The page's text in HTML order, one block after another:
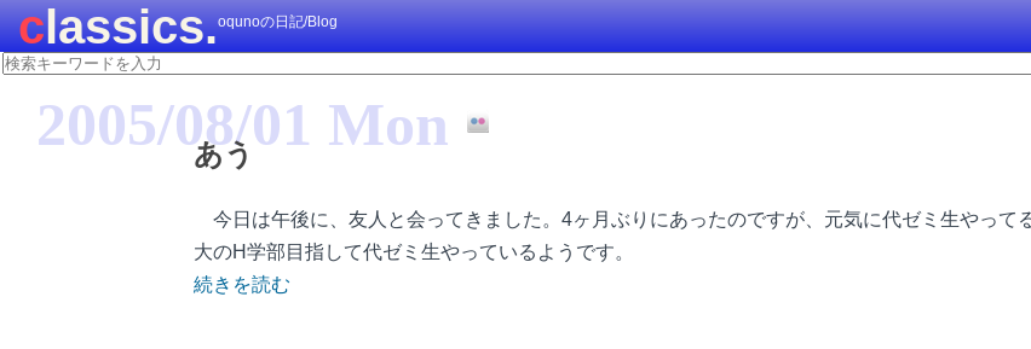
classics.oqunoの日記/Blog
2005/08/01 Mon
あう
今日は午後に、友人と会ってきました。4ヶ月ぶりにあったのですが、元気に代ゼミ生やって
大のH学部目指して代ゼミ生やっているようです。
続きを読む